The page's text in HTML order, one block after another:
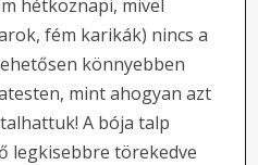
hétköznapi, mivel
fém karikák) nincs a
könnyebben
mint ahogyan azt
A bója talp
legkisebbre törekedve